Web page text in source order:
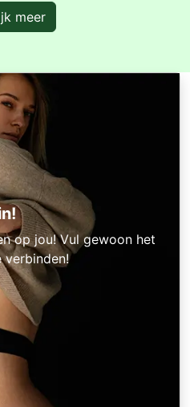
meer
op jou! Vul gewoon het